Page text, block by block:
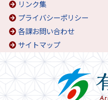
リンク集
プライバシーポリシー
各課お問い合わせ
サイトマップ